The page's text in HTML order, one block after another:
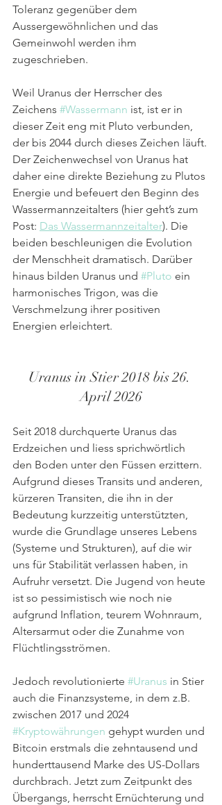
Toleranz gegenüber dem
Aussergewöhnlichen und das
Gemeinwohl werden ihm
zugeschrieben.
Weil Uranus der Herrscher des
Zeichens #Wassermann ist, ist er in
dieser Zeit eng mit Pluto verbunden,
der bis 2044 durch dieses Zeichen läuft.
Der Zeichenwechsel von Uranus hat
daher eine direkte Beziehung zu Plutos
Energie und befeuert den Beginn des
Wassermannzeitalters (hier geht’s zum
Post: Das Wassermannzeitalter). Die
beiden beschleunigen die Evolution
der Menschheit dramatisch. Darüber
hinaus bilden Uranus und #Pluto ein
harmonisches Trigon, was die
Verschmelzung ihrer positiven
Energien erleichtert.
Uranus in Stier 2018 bis 26.
April 2026
Seit 2018 durchquerte Uranus das
Erdzeichen und liess sprichwörtlich
den Boden unter den Füssen erzittern.
Aufgrund dieses Transits und anderen,
kürzeren Transiten, die ihn in der
Bedeutung kurzzeitig unterstützten,
wurde die Grundlage unseres Lebens
(Systeme und Strukturen), auf die wir
uns für Stabilität verlassen haben, in
Aufruhr versetzt. Die Jugend von heute
ist so pessimistisch wie noch nie
aufgrund Inflation, teurem Wohnraum,
Altersarmut oder die Zunahme von
Flüchtlingsströmen.
Jedoch revolutionierte #Uranus in Stier
auch die Finanzsysteme, in dem z.B.
zwischen 2017 und 2024
#Kryptowährungen gehypt wurden und
Bitcoin erstmals die zehntausend und
hunderttausend Marke des US-Dollars
durchbrach. Jetzt zum Zeitpunkt des
Übergangs, herrscht Ernüchterung und